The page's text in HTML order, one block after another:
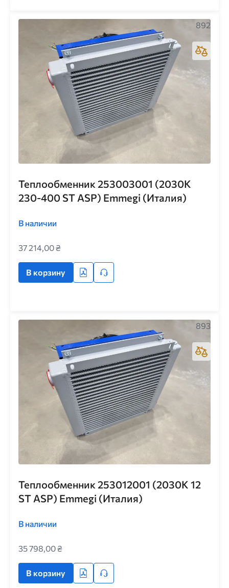
Теплообменник 253003001 (2030K
230-400 ST ASP) Emmegi (Италия)
В наличии
37 214,00 ₴
В корзину
892
Теплообменник 253012001 (2030K 12
ST ASP) Emmegi (Италия)
В наличии
35 798,00 ₴
В корзину
893